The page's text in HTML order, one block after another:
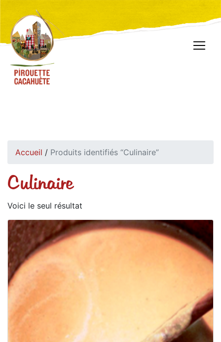
Accueil / Produits identifiés “Culinaire”
Culinaire
Voici le seul résultat